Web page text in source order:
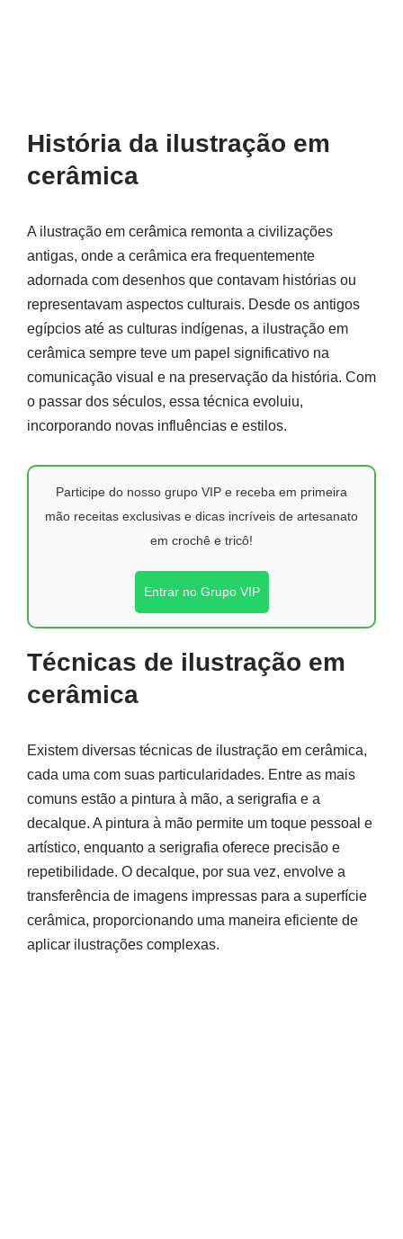
História da ilustração em
cerâmica
A ilustração em cerâmica remonta a civilizações
antigas, onde a cerâmica era frequentemente
adornada com desenhos que contavam histórias ou
representavam aspectos culturais. Desde os antigos
egípcios até as culturas indígenas, a ilustração em
cerâmica sempre teve um papel significativo na
comunicação visual e na preservação da história. Com
o passar dos séculos, essa técnica evoluiu,
incorporando novas influências e estilos.
Participe do nosso grupo VIP e receba em primeira
mão receitas exclusivas e dicas incríveis de artesanato
em crochê e tricô!
Entrar no Grupo VIP
Técnicas de ilustração em
cerâmica
Existem diversas técnicas de ilustração em cerâmica,
cada uma com suas particularidades. Entre as mais
comuns estão a pintura à mão, a serigrafia e a
decalque. A pintura à mão permite um toque pessoal e
artístico, enquanto a serigrafia oferece precisão e
repetibilidade. O decalque, por sua vez, envolve a
transferência de imagens impressas para a superfície
cerâmica, proporcionando uma maneira eficiente de
aplicar ilustrações complexas.